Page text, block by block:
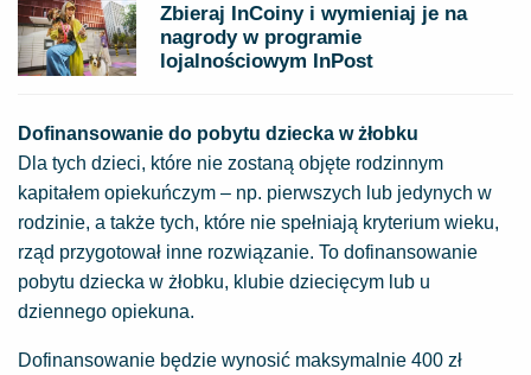
Zbieraj InCoiny i wymieniaj je na
nagrody w programie
lojalnościowym InPost
Dofinansowanie do pobytu dziecka w żłobku
Dla tych dzieci, które nie zostaną objęte rodzinnym
kapitałem opiekuńczym – np. pierwszych lub jedynych w
rodzinie, a także tych, które nie spełniają kryterium wieku,
rząd przygotował inne rozwiązanie. To dofinansowanie
pobytu dziecka w żłobku, klubie dziecięcym lub u
dziennego opiekuna.
Dofinansowanie będzie wynosić maksymalnie 400 zł